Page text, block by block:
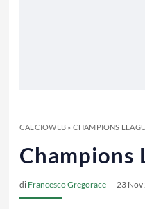
CALCIOWEB» CHAMPIONS
Champions
di Francesco Gregorace 23 Nov